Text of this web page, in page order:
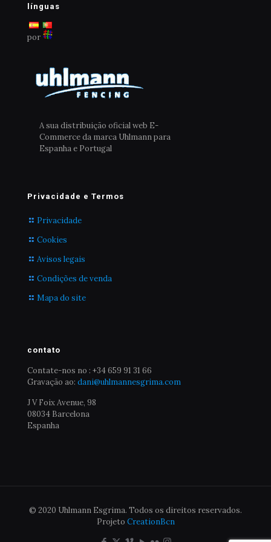
escolhidas
página
do
línguas
por
A sua distribuição oficial web E-
Commerce da marca Uhlmann para
Espanha e Portugal
Privacidade e Termos
Privacidade
Cookies
Avisos legais
Condições de venda
Mapa do site
contato
Contate-nos no : +34 659 91 31 66
Gravação ao: dani@uhlmannesgrima.com
J V Foix Avenue, 98
08034 Barcelona
Espanha
© 2020 Uhlmann Esgrima. Todos os direitos reservados.
Projeto CreationBcn